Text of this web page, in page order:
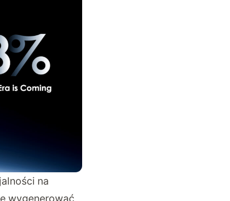
na
wygenerować